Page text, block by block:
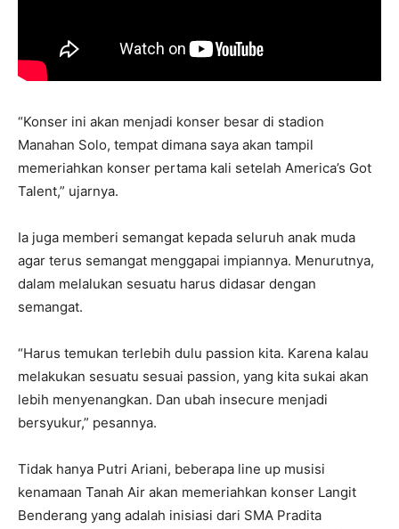
“Konser ini akan menjadi konser besar di stadion
Manahan Solo, tempat dimana saya akan tampil
memeriahkan konser pertama kali setelah America’s Got
Talent,” ujarnya.
Ia juga memberi semangat kepada seluruh anak muda
agar terus semangat menggapai impiannya. Menurutnya,
dalam melalukan sesuatu harus didasar dengan
semangat.
“Harus temukan terlebih dulu passion kita. Karena kalau
melakukan sesuatu sesuai passion, yang kita sukai akan
lebih menyenangkan. Dan ubah insecure menjadi
bersyukur,” pesannya.
Tidak hanya Putri Ariani, beberapa line up musisi
kenamaan Tanah Air akan memeriahkan konser Langit
Benderang yang adalah inisiasi dari SMA Pradita